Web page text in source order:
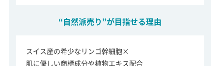
“自然派売り”が目指せる理由
スイス産の希少なリンゴ幹細胞×
肌に優しい商標成分や植物エキス配合